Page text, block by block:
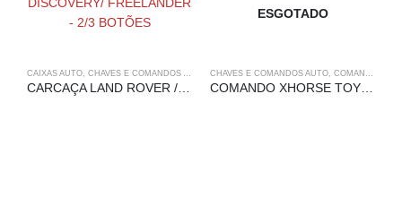
CAIXAS AUTO, CHAVES E COMANDOS AUTO ,LAND ROVER
CARCAÇA LAND ROVER / DISCOVERY/ FREELANDER – 2/3 BOTÕES
ESGOTADO
CHAVES E COMANDOS AUTO, COMANDOS
COMANDO XHORSE TOYOTA – 2 BOTÕES